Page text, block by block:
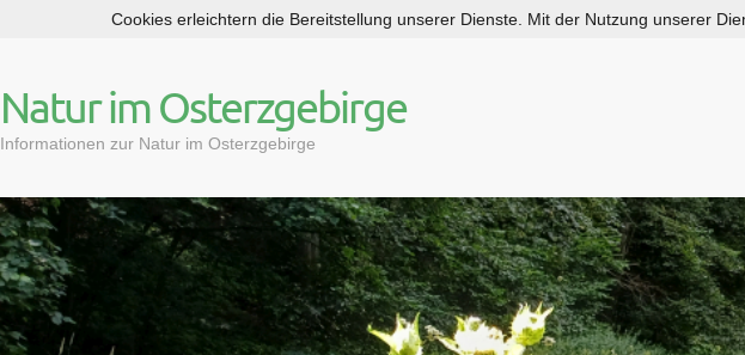
p
t
c
o
n
t
e
n
Natur im Osterzgebirge
Informationen zur Natur im Osterzgebirge
Cookies erleichtern die Bereitstellung unserer Dienste. Mit der Nutzung unserer